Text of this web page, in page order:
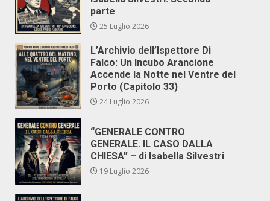
parte
25 Luglio 2026
L’Archivio dell’Ispettore Di
Falco: Un Incubo Arancione
Accende la Notte nel Ventre del
Porto (Capitolo 33)
24 Luglio 2026
“GENERALE CONTRO
GENERALE. IL CASO DALLA
CHIESA” – di Isabella Silvestri
19 Luglio 2026